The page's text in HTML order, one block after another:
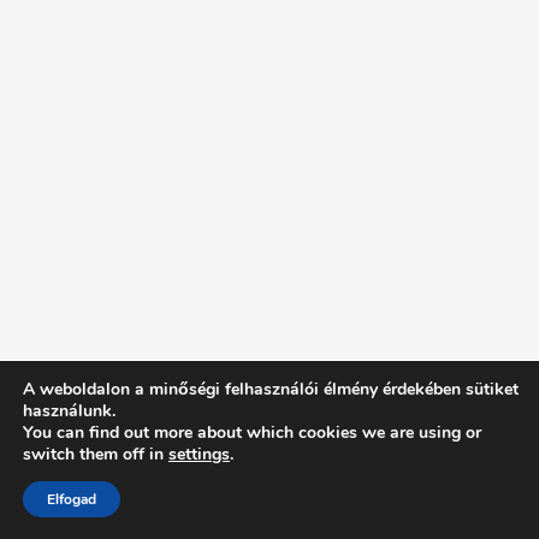
Intentionally Blank - Proudly powered by WordPress
A weboldalon a minőségi felhasználói élmény érdekében sütiket
használunk.
You can find out more about which cookies we are using or
switch them off in settings.
Elfogad